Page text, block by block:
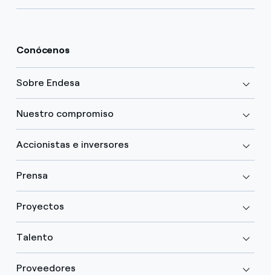
Conócenos
Sobre Endesa
Nuestro compromiso
Accionistas e inversores
Prensa
Proyectos
Talento
Proveedores